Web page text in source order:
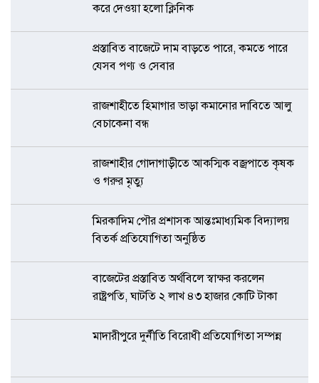
করে দেওয়া হলো ক্লিনিক
প্রস্তাবিত বাজেটে দাম বাড়তে পারে, কমতে পারে
যেসব পণ্য ও সেবার
রাজশাহীতে হিমাগার ভাড়া কমানোর দাবিতে আলু
বেচাকেনা বন্ধ
রাজশাহীর গোদাগাড়ীতে আকস্মিক বজ্রপাতে কৃষক
ও গরুর মৃত্যু
মিরকাদিম পৌর প্রশাসক আন্তঃমাধ্যমিক বিদ্যালয়
বিতর্ক প্রতিযোগিতা অনুষ্ঠিত
বাজেটের প্রস্তাবিত অর্থবিলে স্বাক্ষর করলেন
রাষ্ট্রপতি, ঘাটতি ২ লাখ ৪৩ হাজার কোটি টাকা
মাদারীপুরে দুর্নীতি বিরোধী প্রতিযোগিতা সম্পন্ন